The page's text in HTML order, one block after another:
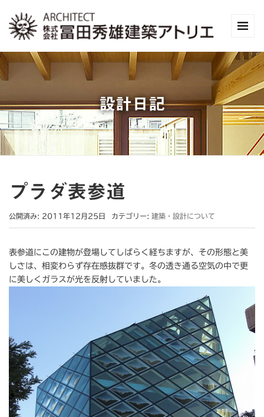
設計日記
プラダ表参道
公開済み: 2011年12月25日 カテゴリー: 建築・設計について
表参道にこの建物が登場してしばらく経ちますが、その形態と美
しさは、相変わらず存在感抜群です。冬の透き通る空気の中で更
に美しくガラスが光を反射していました。